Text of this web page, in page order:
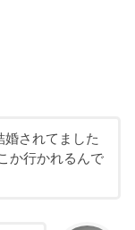
婚されてました
か行かれるんで